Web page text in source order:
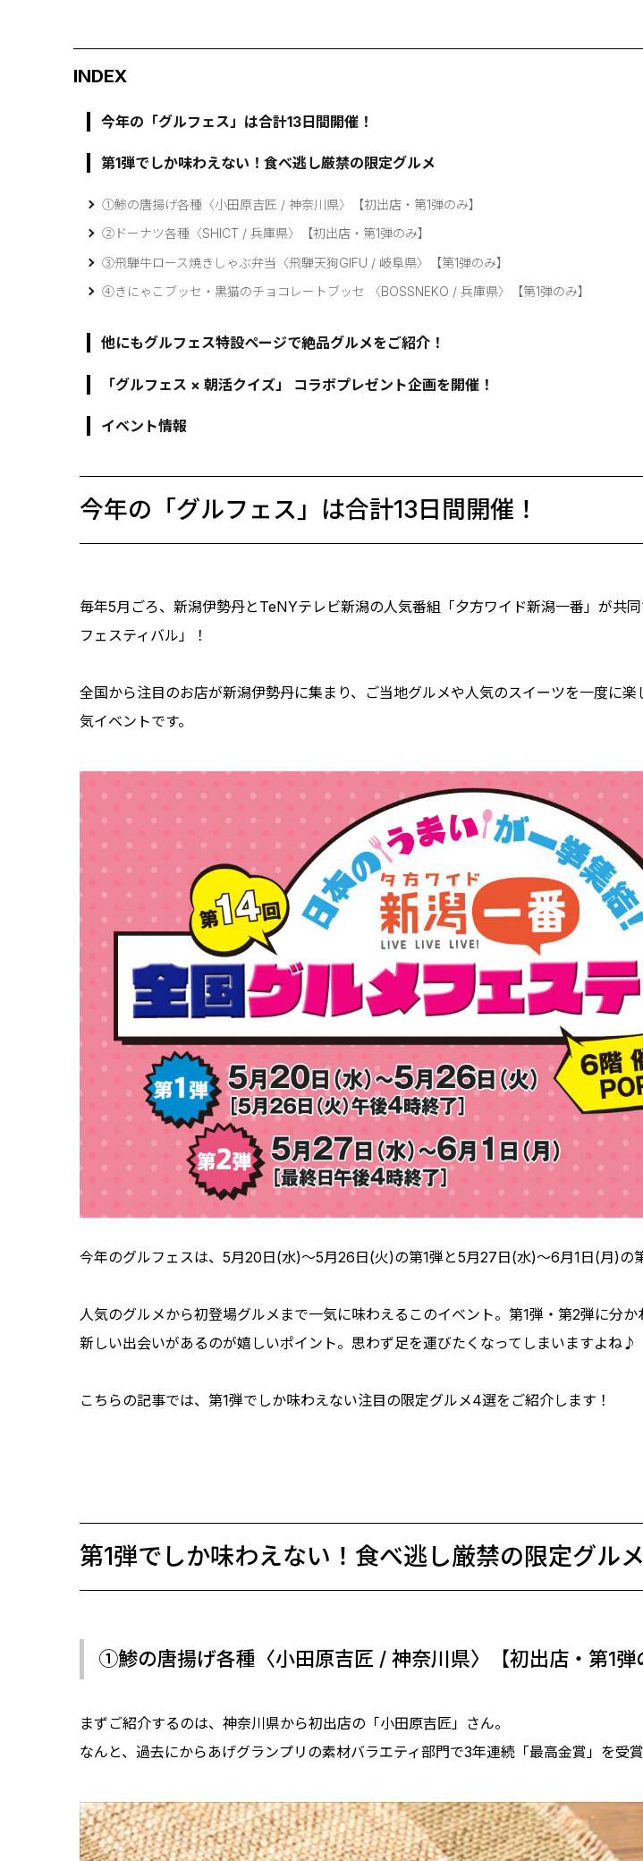
INDEX
今年の「グルフェス」は合計13日間開催！
第1弾でしか味わえない！食べ逃し厳禁の限定グルメ
①鯵の唐揚げ各種〈小田原吉匠 / 神奈川県〉【初出店・第1弾のみ】
②ドーナツ各種〈SHICT / 兵庫県〉【初出店・第1弾のみ】
③飛騨牛ロース焼きしゃぶ弁当〈飛騨天狗GIFU / 岐阜県〉【第1弾のみ】
④きにゃこブッセ・黒猫のチョコレートブッセ 〈BOSSNEKO / 兵庫県〉【第1弾のみ】
他にもグルフェス特設ページで絶品グルメをご紹介！
「グルフェス × 朝活クイズ」 コラボプレゼント企画を開催！
イベント情報
今年の「グルフェス」は合計13日間開催！
毎年5月ごろ、新潟伊勢丹とTeNYテレビ新潟の人気番組「夕方ワイド新潟一番」が共
フェスティバル」！
全国から注目のお店が新潟伊勢丹に集まり、ご当地グルメや人気のスイーツを一度に
気イベントです。
今年のグルフェスは、5月20日(水)～5月26日(火)の第1弾と5月27日(水)～6月1日(月)の
人気のグルメから初登場グルメまで一気に味わえるこのイベント。第1弾・第2弾に分
新しい出会いがあるのが嬉しいポイント。思わず足を運びたくなってしまいますよね♪
こちらの記事では、第1弾でしか味わえない注目の限定グルメ4選をご紹介します！
第1弾でしか味わえない！食べ逃し厳禁の限定グルメ
①鯵の唐揚げ各種〈小田原吉匠 / 神奈川県〉【初出店・第1弾
まずご紹介するのは、神奈川県から初出店の「小田原吉匠」さん。
なんと、過去にからあげグランプリの素材バラエティ部門で3年連続「最高金賞」を受